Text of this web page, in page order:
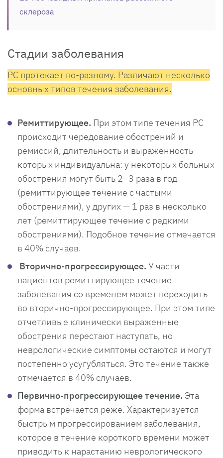
склероза
Стадии заболевания
РС протекает по-разному. Различают несколько
основных типов течения заболевания.
Ремиттирующее. При этом типе течения РС
происходит чередование обострений и
ремиссий, длительность и выраженность
которых индивидуальна: у некоторых больных
обострения могут быть 2–3 раза в год
(ремиттирующее течение с частыми
обострениями), у других — 1 раз в несколько
лет (ремиттирующее течение с редкими
обострениями). Подобное течение отмечается
в 40% случаев.
Вторично-прогрессирующее. У части
пациентов ремиттирующее течение
заболевания со временем может переходить
во вторично-прогрессирующее. При этом типе
отчетливые клинически выраженные
обострения перестают наступать, но
неврологические симптомы остаются и могут
постепенно усугубляться. Это течение также
отмечается в 40% случаев.
Первично-прогрессирующее течение. Эта
форма встречается реже. Характеризуется
быстрым прогрессированием заболевания,
которое в течение короткого времени может
приводить к нарастанию неврологического